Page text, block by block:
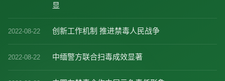
显
2022-08-22 创新工作机制 推进禁毒人民战争
2022-08-22 中缅警方联合扫毒成效显著